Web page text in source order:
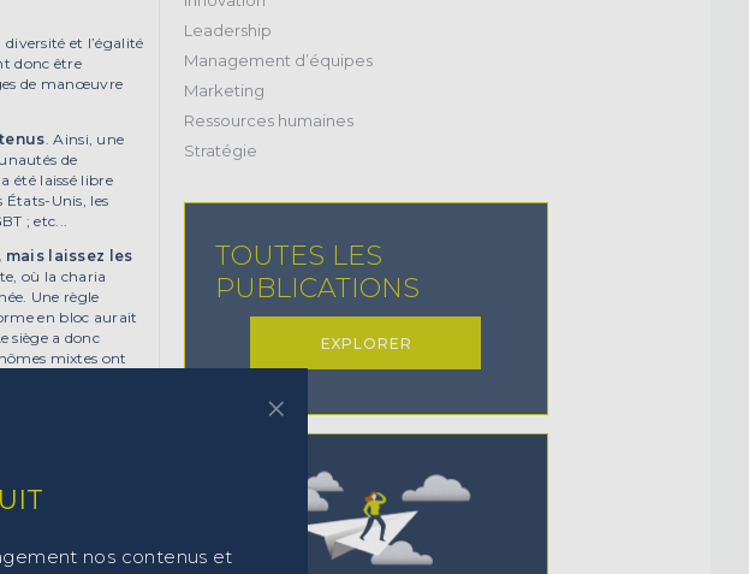
et l’égalité
donc être
de manœuvre
. Ainsi, une
de
été laissé libre
États-Unis, les
; etc...
laissez les
où la charia
Une règle
en bloc aurait
siège a donc
mixtes ont
porte de la salle
Ils incitent
Leadership(17)
Management d’équipes(28)
Marketing(2)
Ressources humaines(24)
Stratégie(22)
TOUTES LES
PUBLICATIONS
EXPLORER
×
nos contenus et